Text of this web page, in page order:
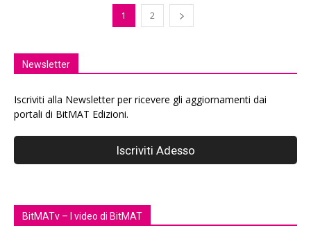
1 2
Newsletter
Iscriviti alla Newsletter per ricevere gli aggiornamenti dai
portali di BitMAT Edizioni.
BitMATv – I video di BitMAT